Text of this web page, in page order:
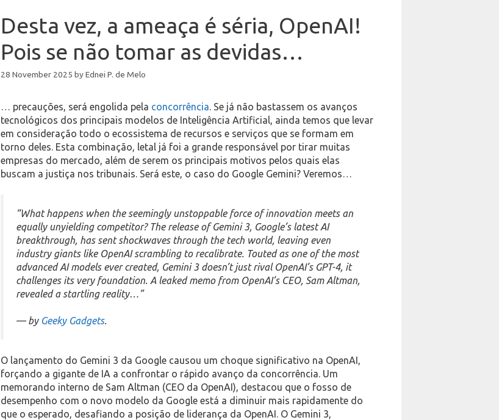
Desta vez, a ameaça é séria, OpenAI!
Pois se não tomar as devidas…
28 November 2025 byEdnei P. de Melo
… precauções, será engolida pela concorrência. Se já não bastassem os avanços
tecnológicos dos principais modelos de Inteligência Artificial, ainda temos que levar
em consideração todo o ecossistema de recursos e serviços que se formam em
torno deles. Esta combinação, letal já foi a grande responsável por tirar muitas
empresas do mercado, além de serem os principais motivos pelos quais elas
buscam a justiça nos tribunais. Será este, o caso do Google Gemini? Veremos…
“What happens when the seemingly unstoppable force of innovation meets an
equally unyielding competitor? The release of Gemini 3, Google’s latest AI
breakthrough, has sent shockwaves through the tech world, leaving even
industry giants like OpenAI scrambling to recalibrate. Touted as one of the most
advanced AI models ever created, Gemini 3 doesn’t just rival OpenAI’s GPT-4, it
challenges its very foundation. A leaked memo from OpenAI’s CEO, Sam Altman,
revealed a startling reality…”
— by Geeky Gadgets.
O lançamento do Gemini 3 da Google causou um choque significativo na OpenAI,
forçando a gigante de IA a confrontar o rápido avanço da concorrência. Um
memorando interno de Sam Altman (CEO da OpenAI), destacou que o fosso de
desempenho com o novo modelo da Google está a diminuir mais rapidamente do
que o esperado, desafiando a posição de liderança da OpenAI. O Gemini 3,